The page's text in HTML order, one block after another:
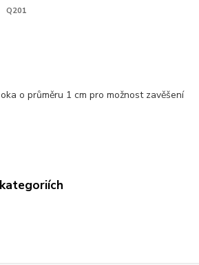
Q201
o průměru 1 cm pro možnost zavěšení